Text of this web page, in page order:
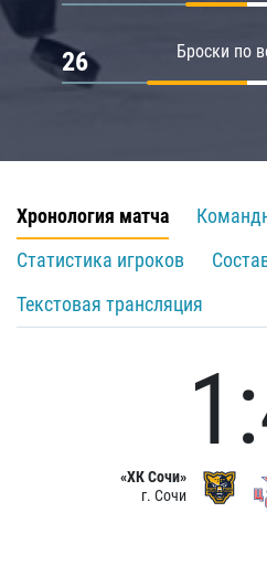
Броски по
26
Хронология матча
Статистика игроков
Текстовая трансляция
«ХК Сочи»
г. Сочи